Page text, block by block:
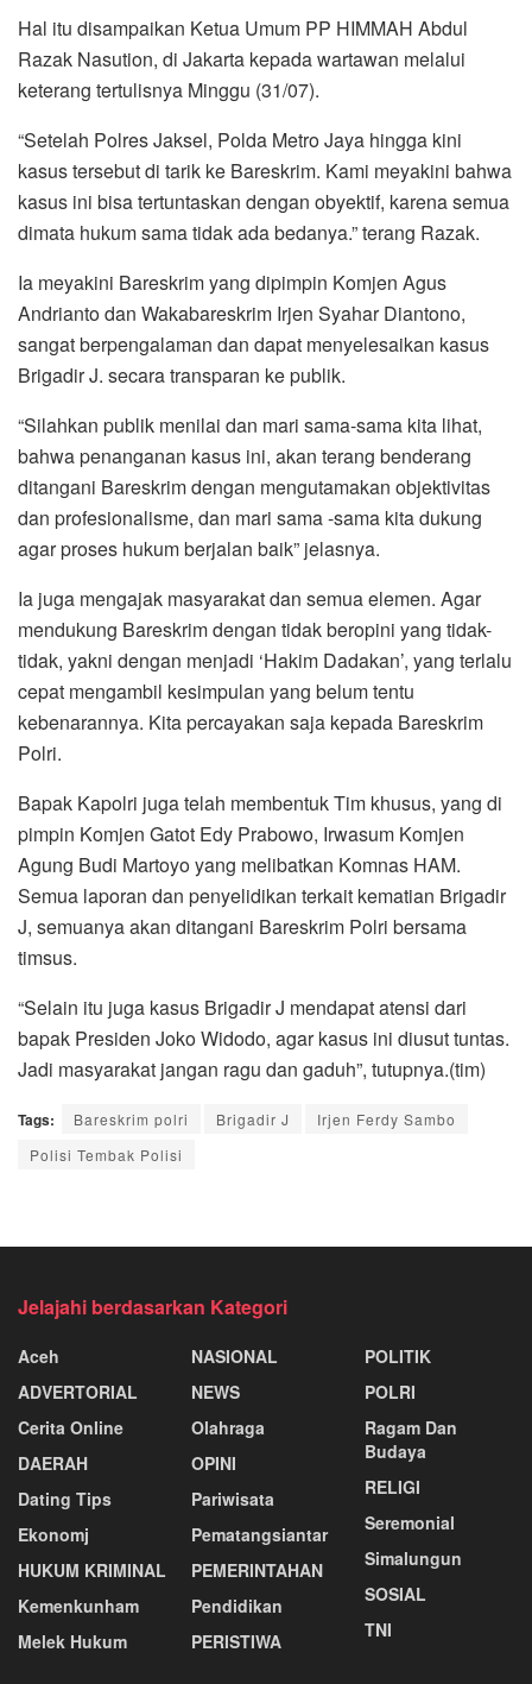
Hal itu disampaikan Ketua Umum PP HIMMAH Abdul
Razak Nasution, di Jakarta kepada wartawan melalui
keterang tertulisnya Minggu (31/07).
“Setelah Polres Jaksel, Polda Metro Jaya hingga kini
kasus tersebut di tarik ke Bareskrim. Kami meyakini bahwa
kasus ini bisa tertuntaskan dengan obyektif, karena semua
dimata hukum sama tidak ada bedanya.” terang Razak.
Ia meyakini Bareskrim yang dipimpin Komjen Agus
Andrianto dan Wakabareskrim Irjen Syahar Diantono,
sangat berpengalaman dan dapat menyelesaikan kasus
Brigadir J. secara transparan ke publik.
“Silahkan publik menilai dan mari sama-sama kita lihat,
bahwa penanganan kasus ini, akan terang benderang
ditangani Bareskrim dengan mengutamakan objektivitas
dan profesionalisme, dan mari sama -sama kita dukung
agar proses hukum berjalan baik” jelasnya.
Ia juga mengajak masyarakat dan semua elemen. Agar
mendukung Bareskrim dengan tidak beropini yang tidak-
tidak, yakni dengan menjadi ‘Hakim Dadakan’, yang terlalu
cepat mengambil kesimpulan yang belum tentu
kebenarannya. Kita percayakan saja kepada Bareskrim
Polri.
Bapak Kapolri juga telah membentuk Tim khusus, yang di
pimpin Komjen Gatot Edy Prabowo, Irwasum Komjen
Agung Budi Martoyo yang melibatkan Komnas HAM.
Semua laporan dan penyelidikan terkait kematian Brigadir
J, semuanya akan ditangani Bareskrim Polri bersama
timsus.
“Selain itu juga kasus Brigadir J mendapat atensi dari
bapak Presiden Joko Widodo, agar kasus ini diusut tuntas.
Jadi masyarakat jangan ragu dan gaduh”, tutupnya.(tim)
Tags: Bareskrim polri Brigadir J
Irjen Ferdy Sambo
Polisi Tembak Polisi
Jelajahi berdasarkan Kategori
Aceh
ADVERTORIAL
Cerita Online
DAERAH
Dating Tips
Ekonomj
HUKUM KRIMINAL
Kemenkunham
Melek Hukum
NASIONAL
NEWS
Olahraga
OPINI
Pariwisata
Pematangsiantar
PEMERINTAHAN
Pendidikan
PERISTIWA
POLITIK
POLRI
Ragam Dan
Budaya
RELIGI
Seremonial
Simalungun
SOSIAL
TNI